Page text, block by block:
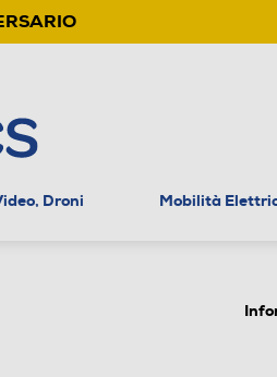
Droni Mobilità